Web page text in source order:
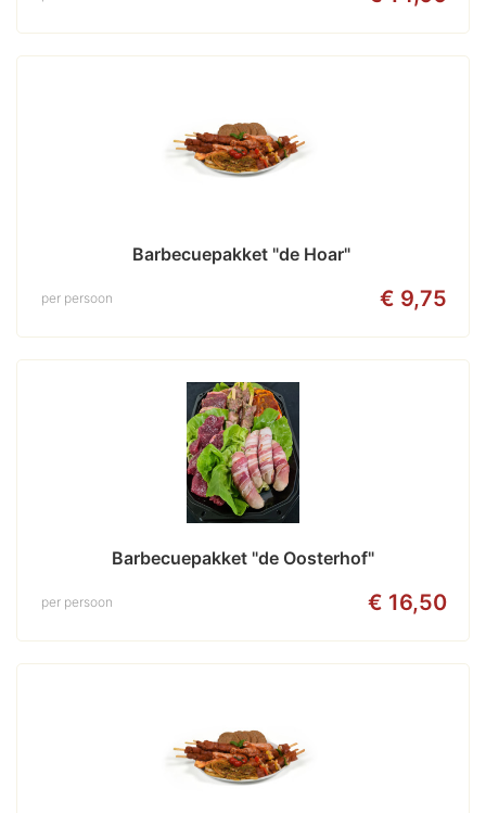
Barbecuepakket "de Hoar"
€ 9,75
per persoon
Barbecuepakket "de Oosterhof"
€ 16,50
per persoon